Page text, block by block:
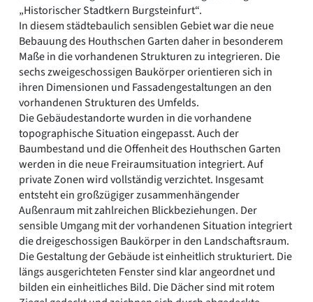
„Historischer Stadtkern Burgsteinfurt“.
In diesem städtebaulich sensiblen Gebiet war die neue
Bebauung des Houthschen Garten daher in besonderem
Maße in die vorhandenen Strukturen zu integrieren. Die
sechs zweigeschossigen Baukörper orientieren sich in
ihren Dimensionen und Fassadengestaltungen an den
vorhandenen Strukturen des Umfelds.
Die Gebäudestandorte wurden in die vorhandene
topographische Situation eingepasst. Auch der
Baumbestand und die Offenheit des Houthschen Garten
werden in die neue Freiraumsituation integriert. Auf
private Zonen wird vollständig verzichtet. Insgesamt
entsteht ein großzügiger zusammenhängender
Außenraum mit zahlreichen Blickbeziehungen. Der
sensible Umgang mit der vorhandenen Situation integriert
die dreigeschossigen Baukörper in den Landschaftsraum.
Die Gestaltung der Gebäude ist einheitlich strukturiert. Die
längs ausgerichteten Fenster sind klar angeordnet und
bilden ein einheitliches Bild. Die Dächer sind mit rotem